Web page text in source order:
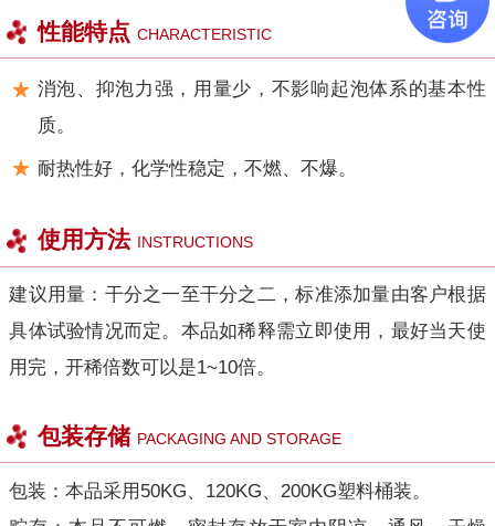
性能特点 CHARACTERISTIC
消泡、抑泡力强，用量少，不影响起泡体系的基本性
质。
耐热性好，化学性稳定，不燃、不爆。
使用方法 INSTRUCTIONS
建议用量：干分之一至干分之二，标准添加量由客户根据
具体试验情况而定。本品如稀释需立即使用，最好当天使
用完，开稀倍数可以是1~10倍。
包装存储 PACKAGING AND STORAGE
包装：本品采用50KG、120KG、200KG塑料桶装。